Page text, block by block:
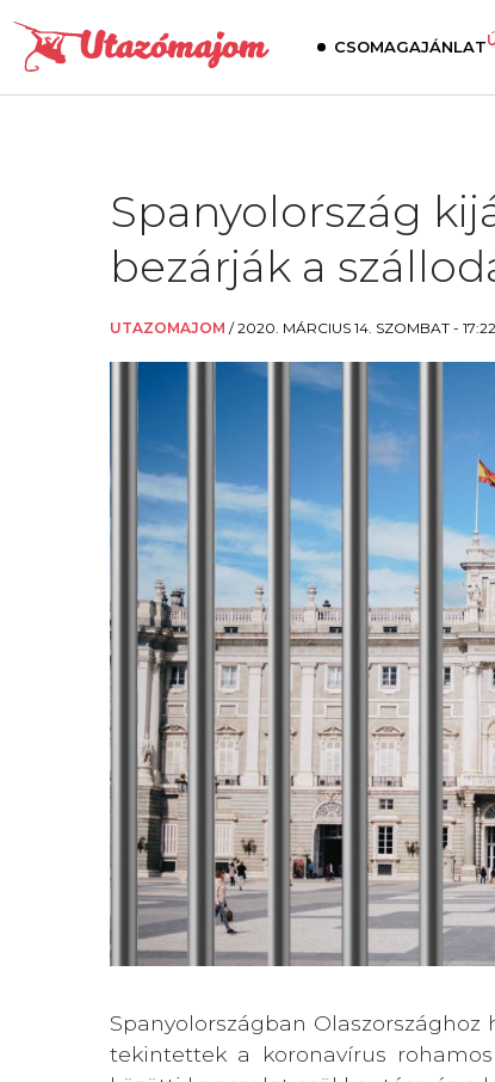
CSOMAGAJÁNLAT
Spanyolország
bezárják a
UTAZOMAJOM /2020. MÁRCIUS 14. SZOMBAT - 17:22
Spanyolországban
tekintettek a koronavírus